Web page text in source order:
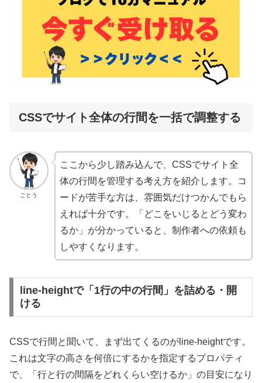
CSSでサイト全体の行間を一括で調整する
ごとう
ここから少し踏み込んで、CSSでサイト全
体の行間を管理する考え方を紹介します。コ
ードが苦手な方は、雰囲気だけつかんでもら
えれば十分です。「どこをいじるとどう変わ
るか」が分かっていると、制作者への依頼も
しやすくなります。
line-heightで「1行の中の行間」を詰める・開
ける
CSSで行間と聞いて、まず出てくるのがline-heightです。
これは文字の高さを何倍にするかを指定するプロパティ
で、「行と行の間隔をどれくらい空けるか」の目安になり